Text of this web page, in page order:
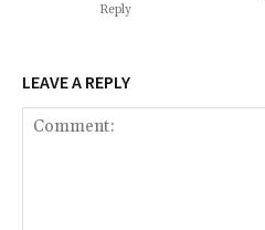
Reply
LEAVE A REPLY